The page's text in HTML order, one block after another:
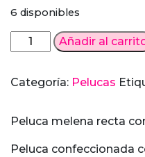
Peluca melena recta
Peluca confeccionada
6 disponibles
Peluca
Melena
Anaranjada
Añadir al
Categoría: Pelucas